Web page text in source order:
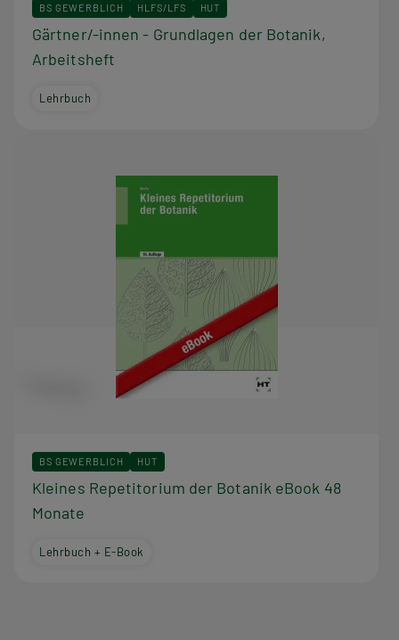
BS GEWERBLICH HLFS/LFS HUT
Gärtner/-innen - Grundlagen der Botanik,
Arbeitsheft
Lehrbuch
BS GEWERBLICH HUT
Kleines Repetitorium der Botanik eBook 48
Monate
Lehrbuch + E-Book